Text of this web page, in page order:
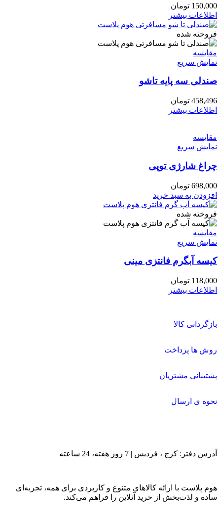
150,000 تومان
اطلاعات بیشتر
فروخته شده
مقايسه
نمایش سریع
صندلی سه پایه تاشو
458,496 تومان
اطلاعات بیشتر
مقايسه
نمایش سریع
چراغ شارژی توپی
698,000 تومان
افزودن به سبد خرید
فروخته شده
مقايسه
نمایش سریع
کیسه آبگرم فانتزی مینی
118,000 تومان
اطلاعات بیشتر
بازگردانی کالا
روش ها پرداخت
پشتیبانی مشتریان
نحوه ی ارسال
آدرس دفتر: کرج ، فردیس | 7 روز هفته، 24 ساعته
هوم پلاست با ارائه کالاهای متنوع و کاربردی برای همه، تجربه‌ای
ساده و لذت‌بخش از خرید آنلاین را فراهم می‌کند.